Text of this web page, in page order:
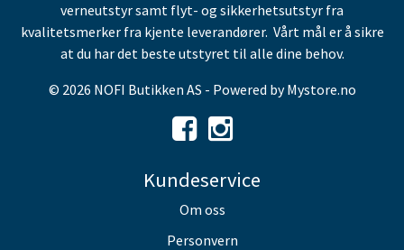
verneutstyr samt flyt- og sikkerhetsutstyr fra
kvalitetsmerker fra kjente leverandører. Vårt mål er å sikre
at du har det beste utstyret til alle dine behov.
© 2026 NOFI Butikken AS - Powered byMystore.no
Kundeservice
Om oss
Personvern